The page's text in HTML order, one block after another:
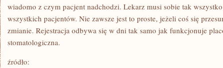
wiadomo z czym pacjent nadchodzi. Lekarz musi sobie tak
wszystkich pacjentów. Nie zawsze jest to proste, jeżeli coś się
zmianie. Rejestracja odbywa się w dni tak samo jak funkcjonuje
stomatologiczna.
źródło: